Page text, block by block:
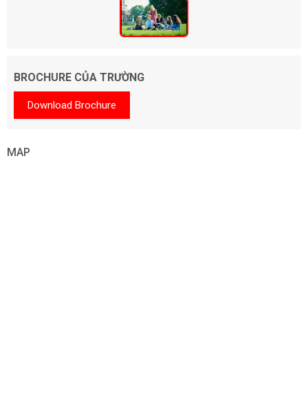
BROCHURE CỦA TRƯỜNG
Download Brochure
MAP